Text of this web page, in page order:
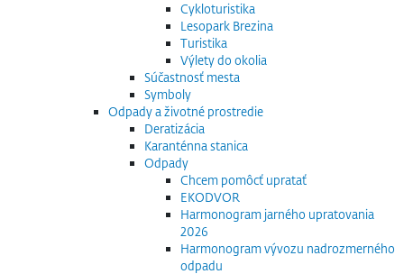
Cykloturistika
Lesopark Brezina
Turistika
Výlety do okolia
Súčastnosť mesta
Symboly
Odpady a životné prostredie
Deratizácia
Karanténna stanica
Odpady
Chcem pomôcť upratať
EKODVOR
Harmonogram jarného upratovania
2026
Harmonogram vývozu nadrozmerného
odpadu